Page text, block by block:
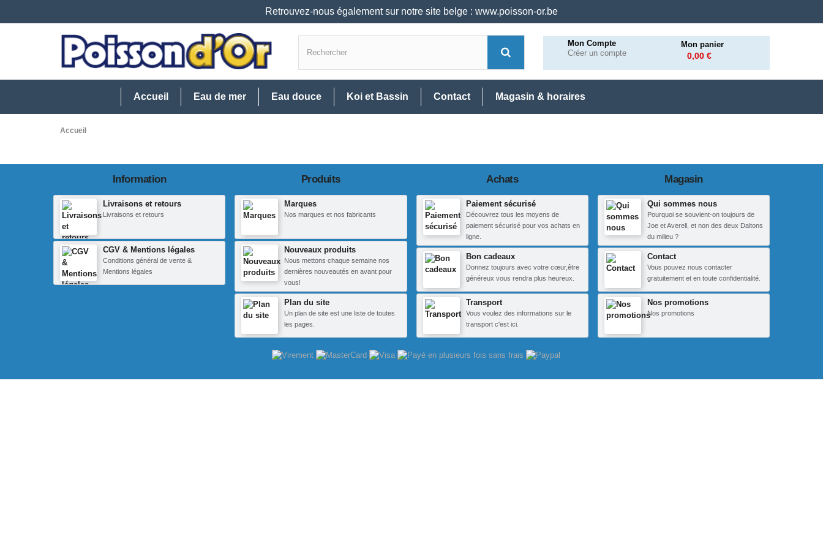
Retrouvez-nous également sur notre site belge : www.poisson-or.be
Mon Compte
Créer un compte
Mon panier
0,00 €
Accueil Eau de mer Eau douce Koi et Bassin Contact Magasin & horaires
Accueil
Information
Livraisons et retours
Livraisons et retours
CGV & Mentions légales
Conditions général de vente &
Mentions légales
Produits
Marques
Nos marques et nos fabricants
Nouveaux produits
Nous mettons chaque semaine nos
dernières nouveautés en avant pour
vous!
Plan du site
Un plan de site est une liste de toutes
les pages.
Achats
Paiement sécurisé
Découvrez tous les moyens de
paiement sécurisé pour vos achats en
ligne.
Bon cadeaux
Donnez toujours avec votre cœur,être
généreux vous rendra plus heureux.
Transport
Vous voulez des informations sur le
transport c'est ici.
Magasin
Qui sommes nous
Pourquoi se souvient-on toujours de
Joe et Averell, et non des deux Daltons
du milieu ?
Contact
Vous pouvez nous contacter
gratuitement et en toute confidentialité.
Nos promotions
Nos promotions